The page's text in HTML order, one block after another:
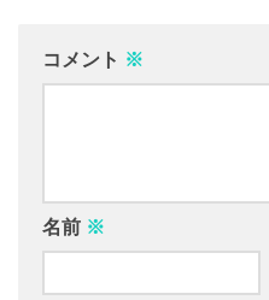
コメント ※
名前 ※